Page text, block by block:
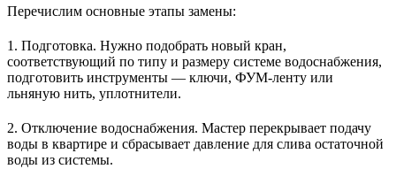
Перечислим основные этапы замены:
1. Подготовка. Нужно подобрать новый кран,
соответствующий по типу и размеру системе водоснабжения,
подготовить инструменты ― ключи, ФУМ-ленту или
льняную нить, уплотнители.
2. Отключение водоснабжения. Мастер перекрывает подачу
воды в квартире и сбрасывает давление для слива остаточной
воды из системы.